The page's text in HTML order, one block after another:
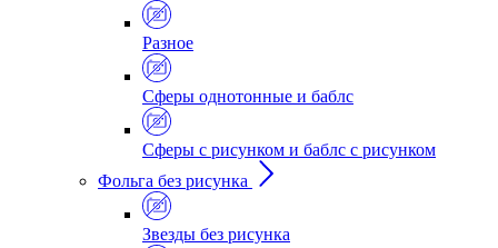
Разное
Сферы однотонные и баблс
Сферы с рисунком и баблс с рисунком
Фольга без рисунка
Звезды без рисунка